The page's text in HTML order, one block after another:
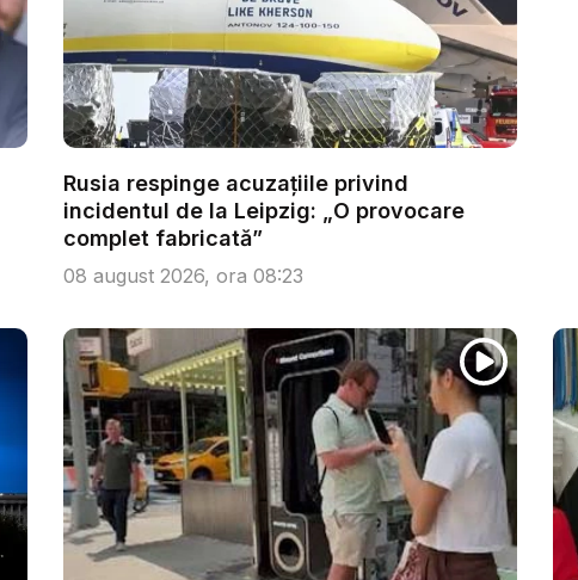
Rusia respinge acuzațiile privind
incidentul de la Leipzig: „O provocare
complet fabricată”
08 august 2026, ora 08:23